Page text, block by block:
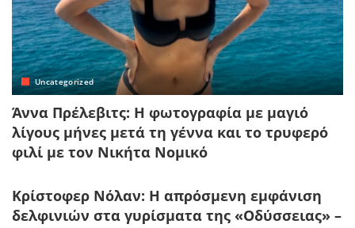
Uncategorized
Άννα Πρέλεβιτς: Η φωτογραφία με μαγιό
λίγους μήνες μετά τη γέννα και το τρυφερό
φιλί με τον Νικήτα Νομικό
Κρίστοφερ Νόλαν: Η απρόσμενη εμφάνιση
δελφινιών στα γυρίσματα της «Οδύσσειας» –